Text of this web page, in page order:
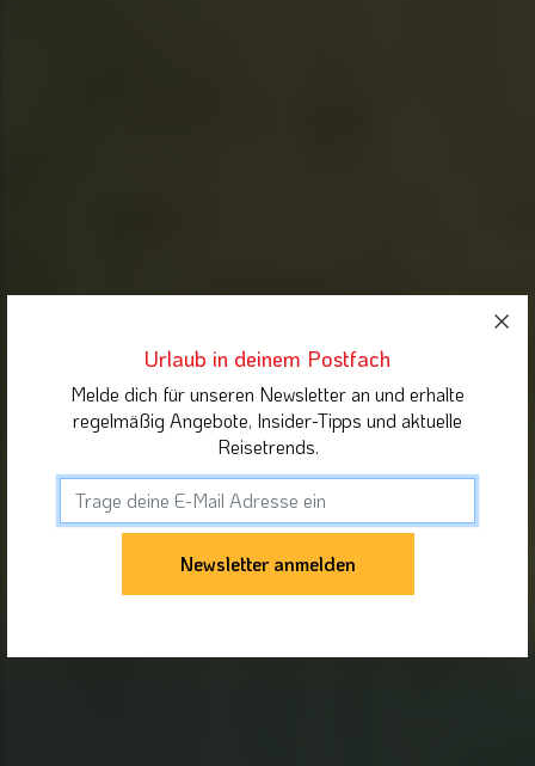
Urlaub in deinem Postfach
Melde dich für unseren Newsletter an und erhalte
regelmäßig Angebote, Insider-Tipps und aktuelle
Reisetrends.